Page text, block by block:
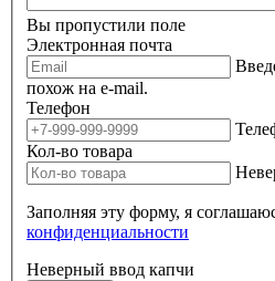
Вы пропустили поле
Электронная почта
похож на e-mail.
Телефон
Кол-во товара
Заполняя эту форму, я
конфиденциальности
Неверный ввод капчи